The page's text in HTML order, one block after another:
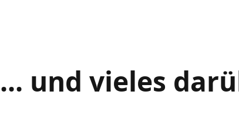
... und vieles